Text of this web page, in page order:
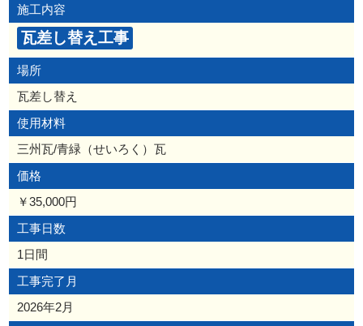
施工内容
瓦差し替え工事
場所
瓦差し替え
使用材料
三州瓦/青緑（せいろく）瓦
価格
￥35,000円
工事日数
1日間
工事完了月
2026年2月